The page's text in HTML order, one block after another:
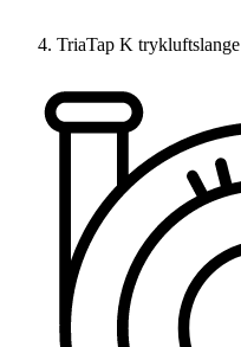
TriaTap K trykluftslange